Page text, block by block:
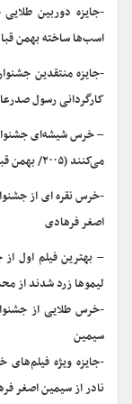
اسب‌ها ساخته بهمن
کارگردانی رسول
– خرس شیشه‌ای
می‌کنند (۲۰۰۵/ بهمن قبادی)
اصغر فرهادی
لیموها زرد شدند از
سیمین
نادر از سیمین اصغر